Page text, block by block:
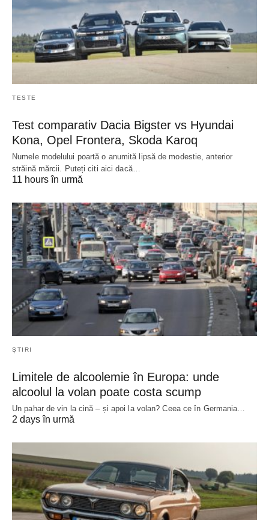
TESTE
Test comparativ Dacia Bigster vs Hyundai
Kona, Opel Frontera, Skoda Karoq
Numele modelului poartă o anumită lipsă de modestie, anterior
străină mărcii. Puteți citi aici dacă…
11 hours în urmă
ȘTIRI
Limitele de alcoolemie în Europa: unde
alcoolul la volan poate costa scump
Un pahar de vin la cină – și apoi la volan? Ceea ce în Germania…
2 days în urmă